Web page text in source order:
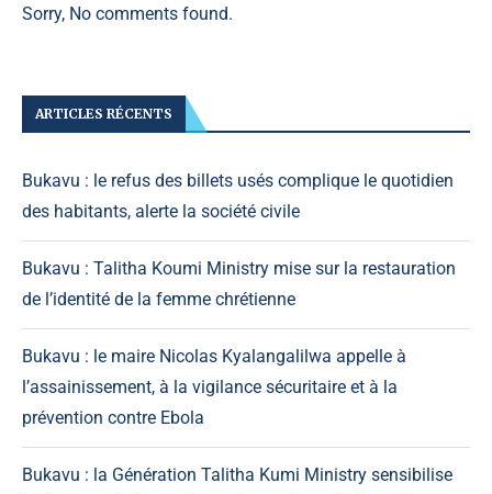
Sorry, No comments found.
ARTICLES RÉCENTS
Bukavu : le refus des billets usés complique le quotidien
des habitants, alerte la société civile
Bukavu : Talitha Koumi Ministry mise sur la restauration
de l’identité de la femme chrétienne
Bukavu : le maire Nicolas Kyalangalilwa appelle à
l’assainissement, à la vigilance sécuritaire et à la
prévention contre Ebola
Bukavu : la Génération Talitha Kumi Ministry sensibilise